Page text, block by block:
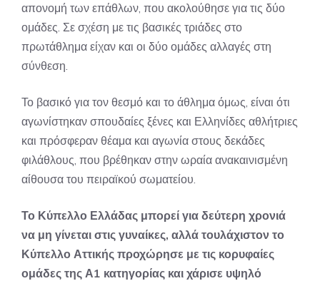
απονομή των επάθλων, που ακολούθησε για τις δύο
ομάδες. Σε σχέση με τις βασικές τριάδες στο
πρωτάθλημα είχαν και οι δύο ομάδες αλλαγές στη
σύνθεση.
Το βασικό για τον θεσμό και το άθλημα όμως, είναι ότι
αγωνίστηκαν σπουδαίες ξένες και Ελληνίδες αθλήτριες
και πρόσφεραν θέαμα και αγωνία στους δεκάδες
φιλάθλους, που βρέθηκαν στην ωραία ανακαινισμένη
αίθουσα του πειραϊκού σωματείου.
Το Κύπελλο Ελλάδας μπορεί για δεύτερη χρονιά
να μη γίνεται στις γυναίκες, αλλά τουλάχιστον το
Κύπελλο Αττικής προχώρησε με τις κορυφαίες
ομάδες της Α1 κατηγορίας και χάρισε υψηλό